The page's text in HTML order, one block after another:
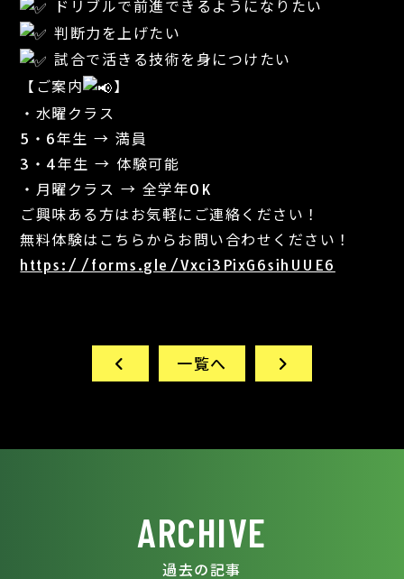
ドリブルで前進できるようになりたい
判断力を上げたい
試合で活きる技術を身につけたい
【ご案内
】
・水曜クラス
5・6年生 → 満員
3・4年生 → 体験可能
・月曜クラス → 全学年OK
ご興味ある方はお気軽にご連絡ください！
無料体験はこちらからお問い合わせください！
https://forms.gle/Vxci3PixG6sihUUE6
一覧へ
ARCHIVE
過去の記事